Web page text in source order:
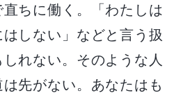
ちに働く。「わたしは
しない」などと言う扱
れない。そのような人
先がない。あなたはも